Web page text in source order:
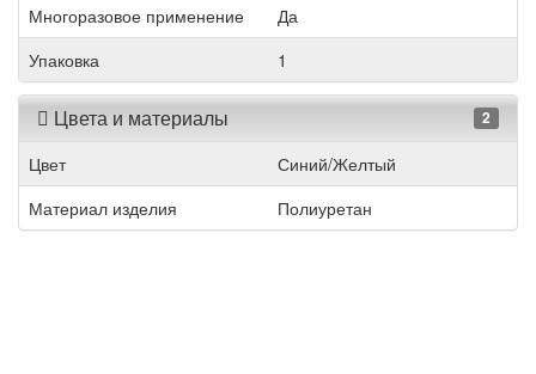
Многоразовое применение
Да
Упаковка
1
Цвета и материалы 2
Цвет
Синий/Желтый
Материал изделия
Полиуретан